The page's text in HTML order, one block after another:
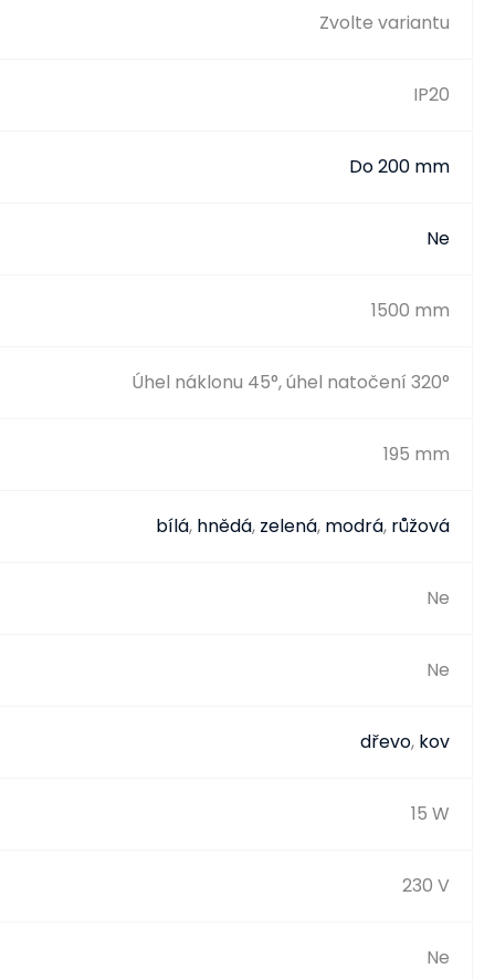
Zvolte variantu
IP20
Do 200 mm
Ne
1500 mm
Úhel náklonu 45°, úhel natočení 320°
195 mm
bílá, hnědá, zelená, modrá, růžová
Ne
Ne
dřevo, kov
15 W
230 V
Ne